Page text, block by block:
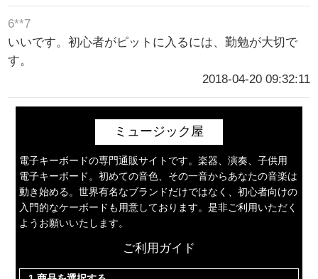
6**7
いいです。初心者がピットに入るには、勤勉が大切で
す。
2018-04-20 09:32:11
ミュージック屋
電子キーボードの専門通販サイトです。楽器、演奏、子供用
電子キーボード。初めての音色、その一音からあなたの音楽は
動き始める。世界有名なブランドだけではなく、初心者向けの
入門的なケーボードも用意しております。是非ご利用いただく
ようお願いいたします。
ご利用ガイド